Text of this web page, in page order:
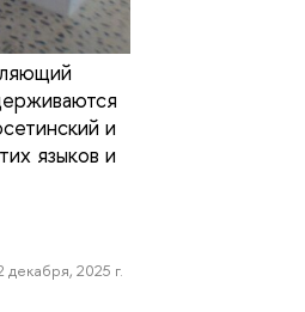
и
языков и
декабря, 2025 г.